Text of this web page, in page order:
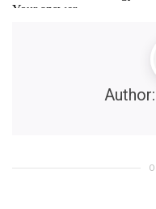
Author: